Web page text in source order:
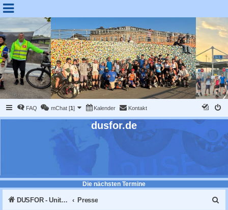
FAQ mChat [1] Kalender Kontakt
dusfor.de
Die nächsten Termine
DUSFOR - United Sk8 Nations :: Inline skaten in Düsseldorf Presse